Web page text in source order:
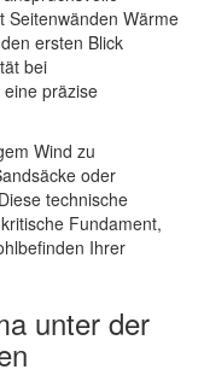
Seitenwänden Wärme
ersten Blick
bei
präzise
Wind zu
oder
technische
Fundament,
Ihrer
unter der